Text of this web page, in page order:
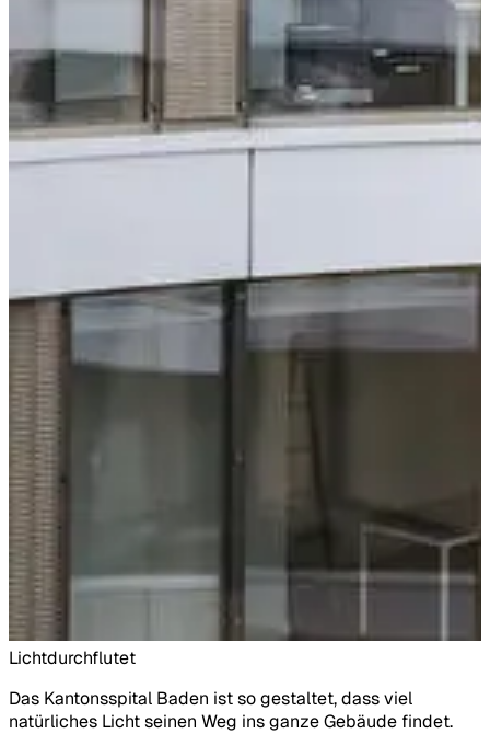
Lichtdurchflutet
Das Kantonsspital Baden ist so gestaltet, dass viel
natürliches Licht seinen Weg ins ganze Gebäude findet.